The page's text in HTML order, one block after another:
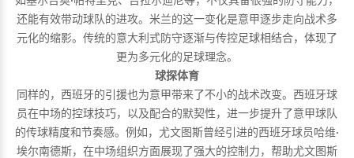
还能有效带动球队的进攻。米兰的这一变化是意甲逐步走向战术多
元化的缩影。传统的意大利式防守逐渐与传控足球相结合，体现了
更为多元化的足球理念。
球探体育
同样的，西班牙的引援也为意甲带来了不小的战术改变。西班牙球
员在中场的控球技巧，以及配合的默契性，进一步提升了意甲球队
的传球精度和节奏感。例如，尤文图斯曾经引进的西班牙球员哈维·
埃尔南德斯，在中场组织方面展现了强大的控制力，帮助尤文图斯